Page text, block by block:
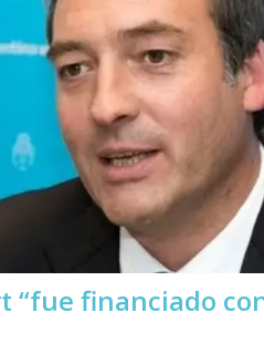
“fue financiado